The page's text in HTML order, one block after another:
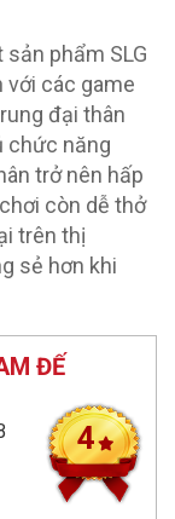
phẩm SLG
với các game
đại thân
chức năng
trở nên hấp
còn dễ thở
trên thị
sẻ hơn khi
ĐẾ
4